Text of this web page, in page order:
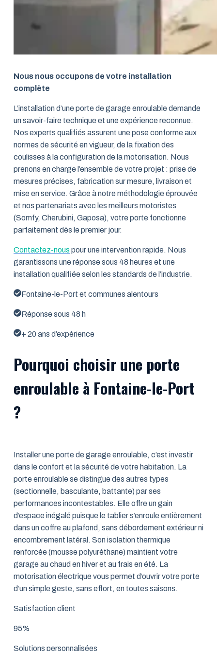
Nous nous occupons de votre installation
complète
L’installation d’une porte de garage enroulable demande
un savoir-faire technique et une expérience reconnue.
Nos experts qualifiés assurent une pose conforme aux
normes de sécurité en vigueur, de la fixation des
coulisses à la configuration de la motorisation. Nous
prenons en charge l’ensemble de votre projet : prise de
mesures précises, fabrication sur mesure, livraison et
mise en service. Grâce à notre méthodologie éprouvée
et nos partenariats avec les meilleurs motoristes
(Somfy, Cherubini, Gaposa), votre porte fonctionne
parfaitement dès le premier jour.
Contactez-nous pour une intervention rapide. Nous
garantissons une réponse sous 48 heures et une
installation qualifiée selon les standards de l’industrie.
Fontaine-le-Port et communes alentours
Réponse sous 48 h
+ 20 ans d’expérience
Pourquoi choisir une porte
enroulable à Fontaine-le-Port
?
Installer une porte de garage enroulable, c’est investir
dans le confort et la sécurité de votre habitation. La
porte enroulable se distingue des autres types
(sectionnelle, basculante, battante) par ses
performances incontestables. Elle offre un gain
d’espace inégalé puisque le tablier s’enroule entièrement
dans un coffre au plafond, sans débordement extérieur ni
encombrement latéral. Son isolation thermique
renforcée (mousse polyuréthane) maintient votre
garage au chaud en hiver et au frais en été. La
motorisation électrique vous permet d’ouvrir votre porte
d’un simple geste, sans effort, en toutes saisons.
Satisfaction client
95%
Solutions personnalisées